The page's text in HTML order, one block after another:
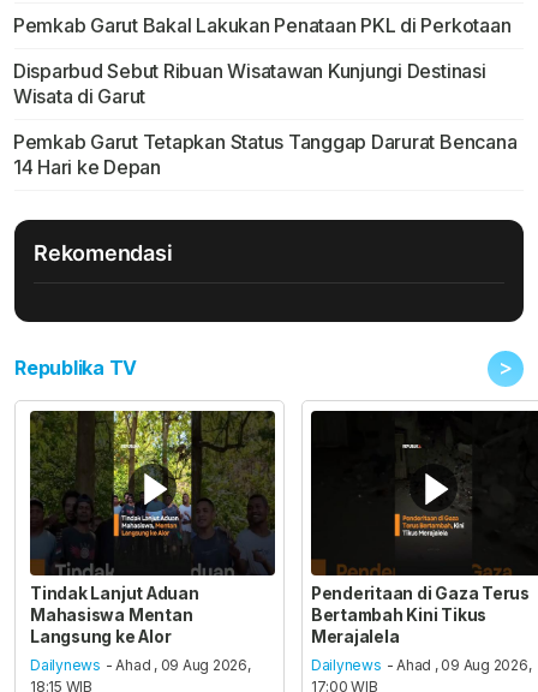
Pemkab Garut Bakal Lakukan Penataan PKL di Perkotaan
Disparbud Sebut Ribuan Wisatawan Kunjungi Destinasi
Wisata di Garut
Pemkab Garut Tetapkan Status Tanggap Darurat Bencana
14 Hari ke Depan
Rekomendasi
Republika TV >
Tindak Lanjut Aduan
Mahasiswa Mentan
Langsung ke Alor
Dailynews - Ahad , 09 Aug 2026,
18:15 WIB
Penderitaan di Gaza Terus
Bertambah Kini Tikus
Merajalela
Dailynews - Ahad , 09 Aug 2026,
17:00 WIB